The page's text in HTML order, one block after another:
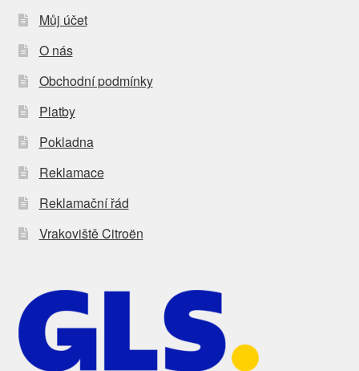
Můj účet
O nás
Obchodní podmínky
Platby
Pokladna
Reklamace
Reklamační řád
Vrakoviště Citroën